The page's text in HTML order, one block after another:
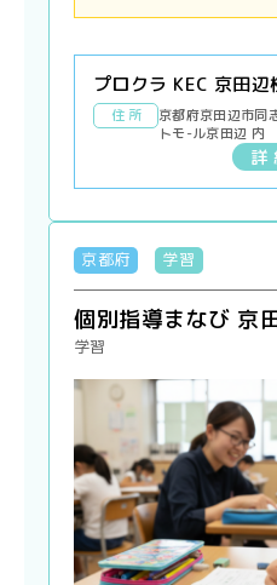
プロクラ KEC 京田辺
住 所
京都府京田辺市同
トモ-ル京田辺 内
詳
京都府 学習
個別指導まなび 京
学習